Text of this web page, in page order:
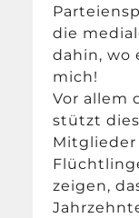
die
dahin, wo
mich!
Vor allem
stützt
Mitglieder
zeigen,